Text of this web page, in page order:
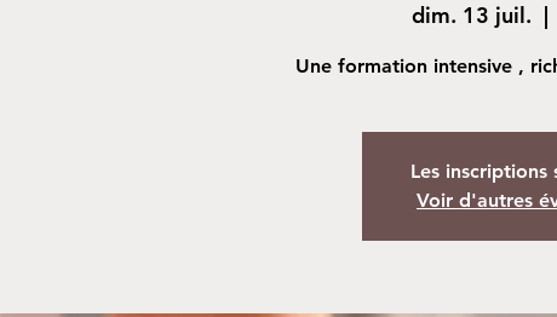
dim. 13 juil.
  |
Une formation intensive ,
Les inscriptions
Voir d'autres